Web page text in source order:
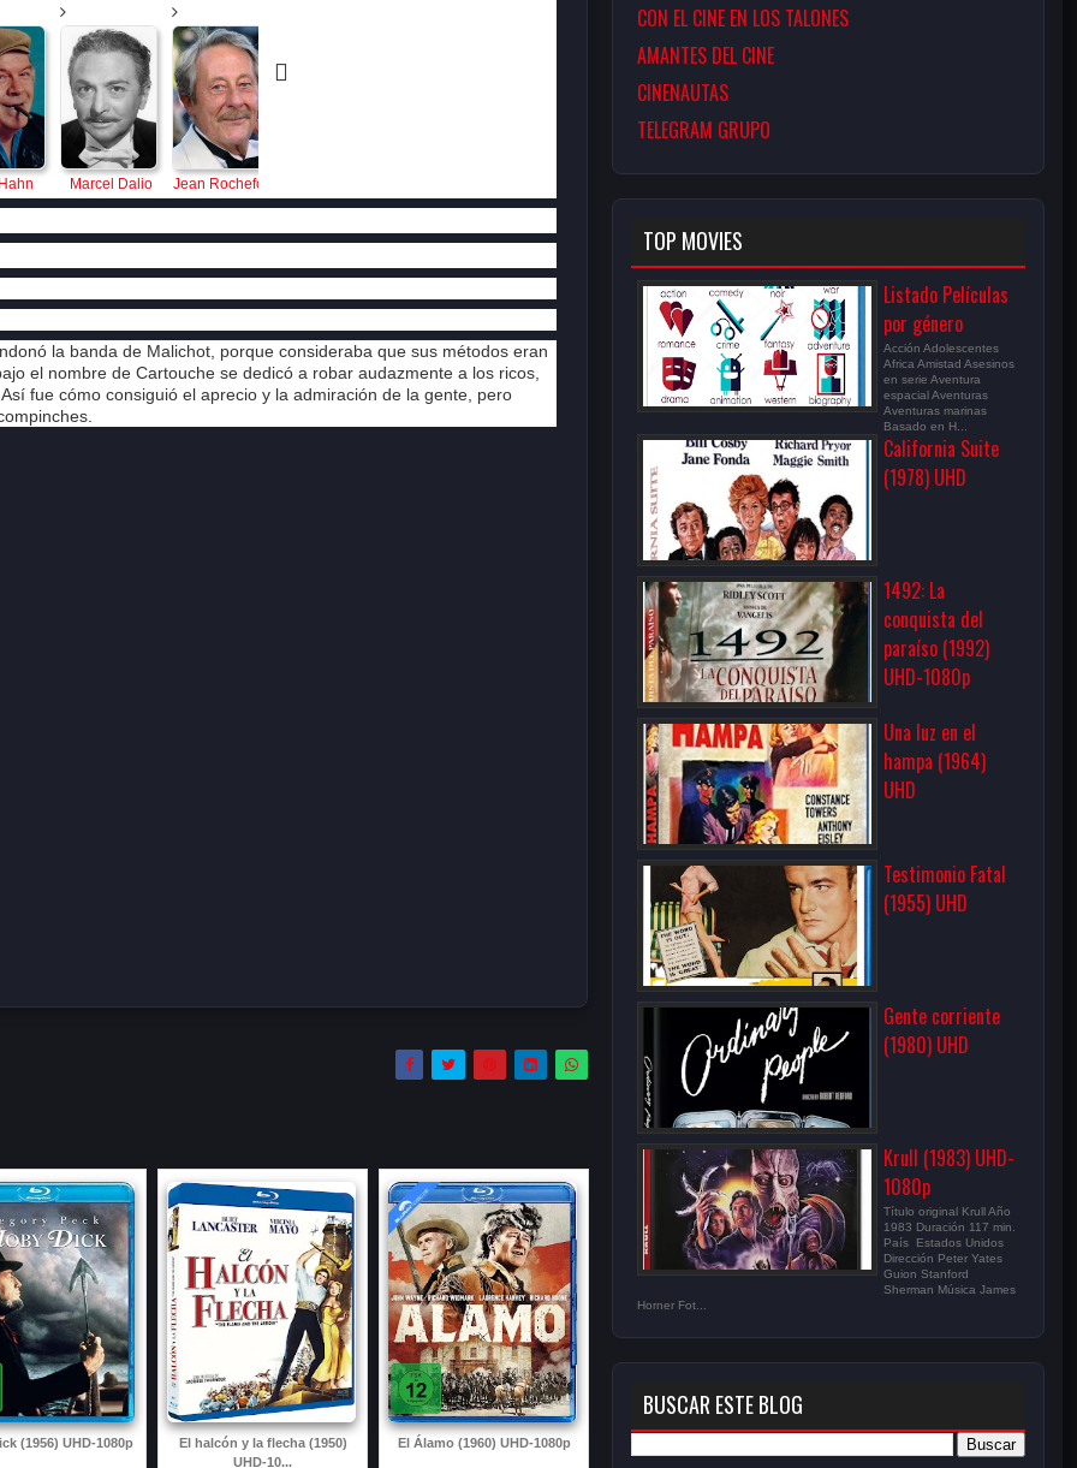
Marcel Dalio Jean Rochefort
Lemaire
Roquevert
Charon
Raimburg
Balutin
la banda de Malichot, porque consideraba que sus métodos eran
el nombre de Cartouche se dedicó a robar audazmente a los ricos,
fue cómo consiguió el aprecio y la admiración de la gente, pero
(1956) UHD-1080p
El halcón y la flecha (1950)
UHD-10...
El Álamo (1960) UHD-1080p
CON EL CINE EN LOS TALONES
AMANTES DEL CINE
CINENAUTAS
TELEGRAM GRUPO
TOP MOVIES
Listado Películas
por género
Acción Adolescentes
Africa Amistad Asesinos
en serie Aventura
espacial Aventuras
Aventuras marinas
Basado en H...
California Suite
(1978) UHD
1492: La
conquista del
paraíso (1992)
UHD-1080p
Una luz en el
hampa (1964)
UHD
Testimonio Fatal
(1955) UHD
Gente corriente
(1980) UHD
Krull (1983) UHD-
1080p
Título original Krull Año
1983 Duración 117 min.
País Estados Unidos
Dirección Peter Yates
Guion Stanford
Sherman Música James
Horner Fot...
BUSCAR ESTE BLOG